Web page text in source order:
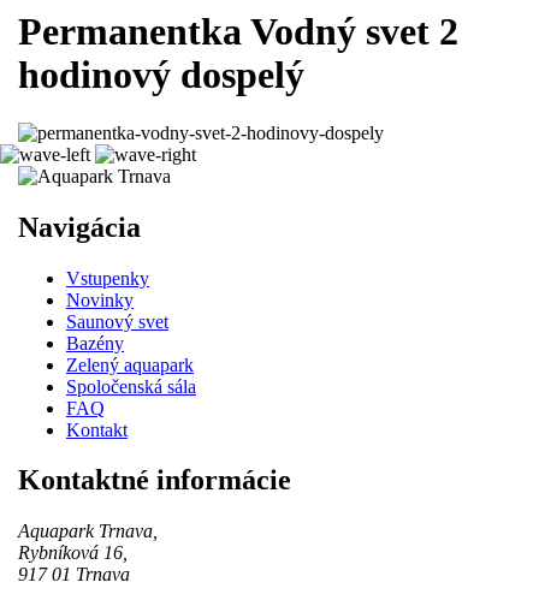
Permanentka Vodný svet 2
hodinový dospelý
Navigácia
Vstupenky
Novinky
Saunový svet
Bazény
Zelený aquapark
Spoločenská sála
FAQ
Kontakt
Kontaktné informácie
Aquapark Trnava,
Rybníková 16,
917 01 Trnava